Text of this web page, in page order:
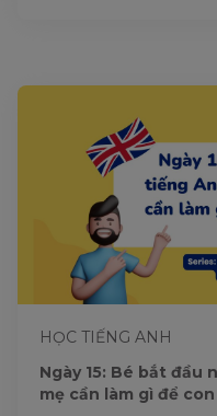
HỌC TIẾNG ANH
Ngày 15: Bé bắt đầu
mẹ cần làm gì để